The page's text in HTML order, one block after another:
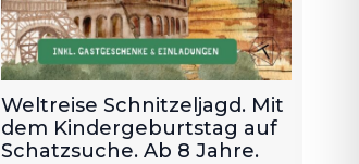
Weltreise Schnitzeljagd. Mit
dem Kindergeburtstag auf
Schatzsuche. Ab 8 Jahre.